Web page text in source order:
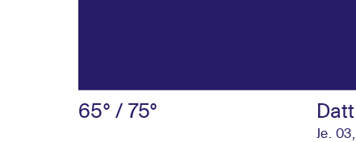
65° / 75°
Je.